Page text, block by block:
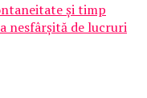
și timp
nesfârșită de lucruri